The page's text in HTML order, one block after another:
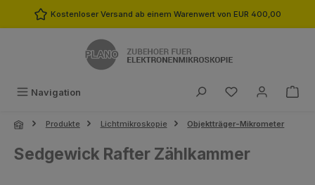
Zum Hauptinhalt springen
Kostenloser Versand ab einem Warenwert von EUR 400,00
Navigation Du hast 0
Produkte Lichtmikroskopie Objektträger-Mikrometer
Sedgewick Rafter Zählkammer